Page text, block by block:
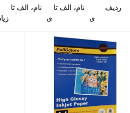
ردیف
نام، الف تا
ی
نام، الف تا
ی